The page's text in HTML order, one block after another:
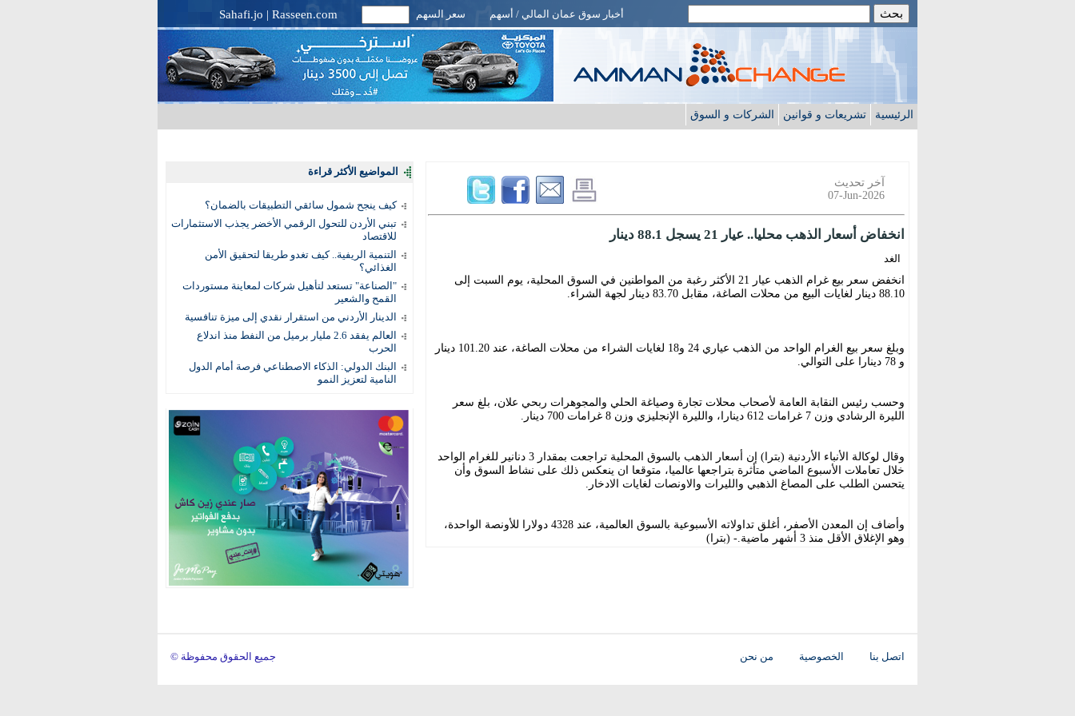
أخبار سوق عمان المالي / أسهم سعر السهم Sahafi.jo | Rasseen.com
الرئيسية تشريعات و قوانين الشركات و السوق
المواضيع الأكثر قراءة
كيف ينجح شمول سائقي التطبيقات بالضمان؟
تبني الأردن للتحول الرقمي الأخضر يجذب الاستثمارات
للاقتصاد
التنمية الريفية.. كيف تغدو طريقا لتحقيق الأمن
الغذائي؟
"الصناعة" تستعد لتأهيل شركات لمعاينة مستوردات
القمح والشعير
الدينار الأردني من استقرار نقدي إلى ميزة تنافسية
العالم يفقد 2.6 مليار برميل من النفط منذ اندلاع
الحرب
البنك الدولي: الذكاء الاصطناعي فرصة أمام الدول
النامية لتعزيز النمو
آخر تحديث
07-Jun-2026
انخفاض أسعار الذهب محليا.. عيار 21 يسجل 88.1 دينار
الغد
انخفض سعر بيع غرام الذهب عيار 21 الأكثر رغبة من المواطنين في السوق المحلية، يوم السبت إلى
88.10 دينار لغايات البيع من محلات الصاغة، مقابل 83.70 دينار لجهة الشراء.
وبلغ سعر بيع الغرام الواحد من الذهب عياري 24 و18 لغايات الشراء من محلات الصاغة، عند 101.20 دينار
و 78 دينارا على التوالي.
وحسب رئيس النقابة العامة لأصحاب محلات تجارة وصياغة الحلي والمجوهرات ربحي علان، بلغ سعر
الليرة الرشادي وزن 7 غرامات 612 دينارا، والليرة الإنجليزي وزن 8 غرامات 700 دينار.
وقال لوكالة الأنباء الأردنية (بترا) إن أسعار الذهب بالسوق المحلية تراجعت بمقدار 3 دنانير للغرام الواحد
خلال تعاملات الأسبوع الماضي متأثرة بتراجعها عالميا، متوقعا ان ينعكس ذلك على نشاط السوق وأن
يتحسن الطلب على المصاغ الذهبي والليرات والاونصات لغايات الادخار.
وأضاف إن المعدن الأصفر، أغلق تداولاته الأسبوعية بالسوق العالمية، عند 4328 دولارا للأونصة الواحدة،
وهو الإغلاق الأقل منذ 3 أشهر ماضية.- (بترا)
اتصل بنا الخصوصية من نحن © جميع الحقوق محفوظة